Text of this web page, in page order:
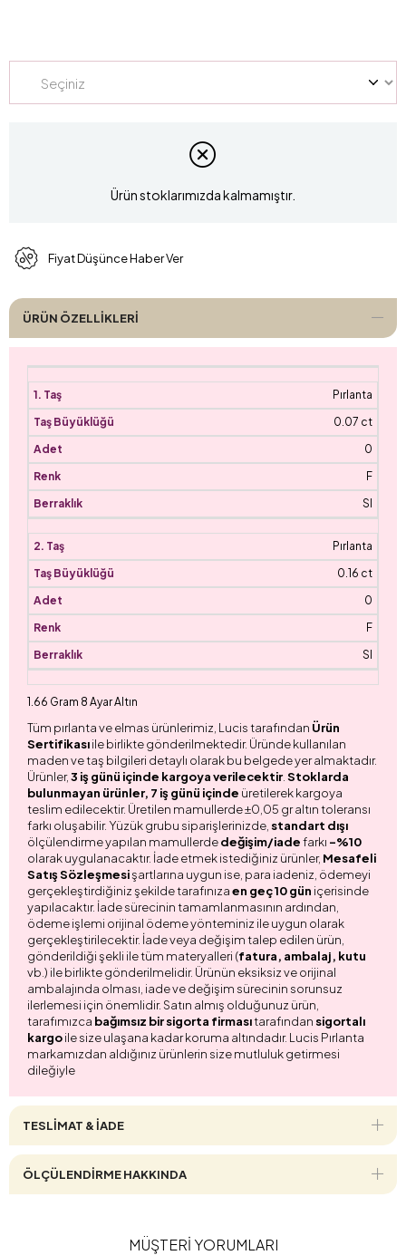
Ürün stoklarımızda kalmamıştır.
Fiyat Düşünce Haber Ver
ÜRÜN ÖZELLIKLERI
Pırlanta
0.07 ct
0
F
SI
Pırlanta
0.16 ct
0
F
SI
1.66 Gram 8 Ayar Altın
Tüm pırlanta ve elmas ürünlerimiz, Lucis tarafından Ürün
Sertifikasıile birlikte gönderilmektedir. Üründe kullanılan
maden ve taş bilgileri detaylı olarak bu belgede yer almaktadır.
Ürünler,3 iş günü içinde kargoya verilecektir. Stoklarda
bulunmayan ürünler, 7 iş günü içinde üretilerek kargoya
teslim edilecektir. Üretilen mamullerde ±0,05 gr altın toleransı
farkı oluşabilir. Yüzük grubu siparişlerinizde, standart dışı
ölçülendirme yapılan mamullerdedeğişim/iadefarkı -%10
olarak uygulanacaktır. İade etmek istediğiniz ürünler, Mesafeli
Satış Sözleşmesişartlarına uygun ise, para iadeniz, ödemeyi
gerçekleştirdiğiniz şekilde tarafınızaen geç 10 gün içerisinde
yapılacaktır. İade sürecinin tamamlanmasının ardından,
ödeme işlemi orijinal ödeme yönteminiz ile uygun olarak
gerçekleştirilecektir. İade veya değişim talep edilen ürün,
gönderildiği şekli ile tüm materyalleri (fatura, ambalaj, kutu
vb.) ile birlikte gönderilmelidir. Ürünün eksiksiz ve orijinal
ambalajında olması, iade ve değişim sürecinin sorunsuz
ilerlemesi için önemlidir. Satın almış olduğunuz ürün,
tarafımızca bağımsız bir sigorta firmasıtarafından sigortalı
kargoile size ulaşana kadar koruma altındadır. Lucis Pırlanta
markamızdan aldığınız ürünlerin size mutluluk getirmesi
dileğiyle
TESLİMAT & İADE
ÖLÇÜLENDİRME HAKKINDA
MÜŞTERİ YORUMLARI